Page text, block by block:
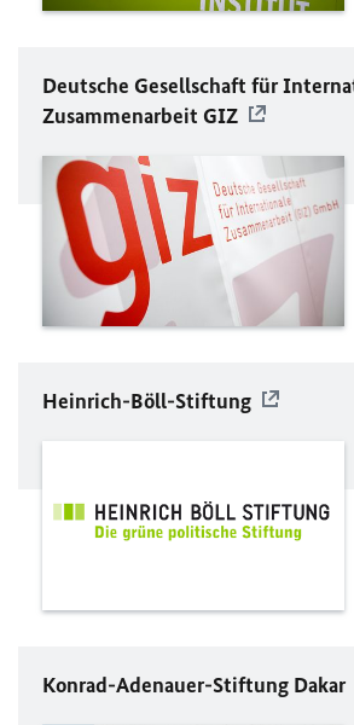
Deutsche Gesellschaft für
Zusammenarbeit GIZ
Heinrich-Böll-Stiftung
Konrad-Adenauer-Stiftung Dakar